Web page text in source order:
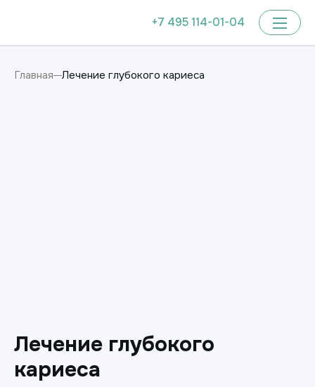
+7 495 114-01-04
Главная Лечение глубокого кариеса
Лечение глубокого
кариеса